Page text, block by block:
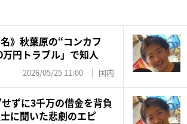
》秋葉原の“コンカフ
円トラブル」で知人
2026/05/25 11:00 国内
ずに3千万の借金を背負
に聞いた悲劇のエピ